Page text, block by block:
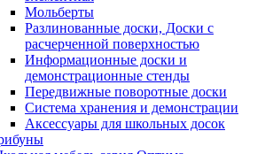
Мольберты
Разлинованные доски, Доски с
расчерченной поверхностью
Информационные доски и
демонстрационные стенды
Передвижные поворотные доски
Система хранения и демонстрации
Аксессуары для школьных досок